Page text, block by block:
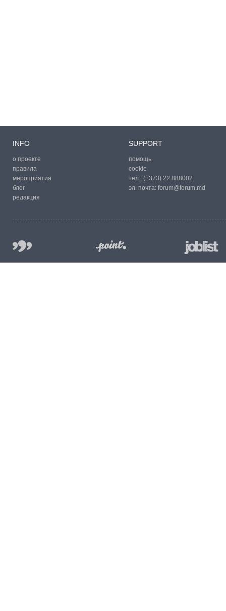
INFO
о проекте
правила
мероприятия
блог
редакция
SUPPORT
помощь
cookie
тел.: (+373) 22 888002
эл. почта: forum@forum.md